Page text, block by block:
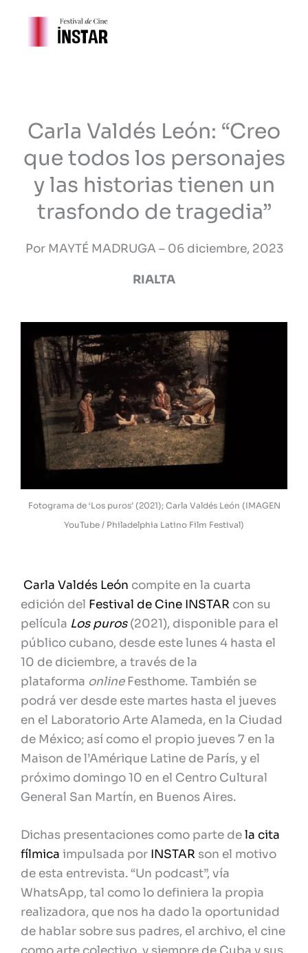
contenido
Carla Valdés León: “Creo
que todos los personajes
y las historias tienen un
trasfondo de tragedia”
Por MAYTÉ MADRUGA – 06 diciembre, 2023
RIALTA
Fotograma de ‘Los puros’ (2021); Carla Valdés León (IMAGEN
YouTube / Philadelphia Latino Film Festival)
Carla Valdés León compite en la cuarta
edición del Festival de Cine INSTAR con su
película Los puros(2021), disponible para el
público cubano, desde este lunes 4 hasta el
10 de diciembre, a través de la
plataforma onlineFesthome. También se
podrá ver desde este martes hasta el jueves
en el Laboratorio Arte Alameda, en la Ciudad
de México; así como el propio jueves 7 en la
Maison de l’Amérique Latine de París, y el
próximo domingo 10 en el Centro Cultural
General San Martín, en Buenos Aires.
Dichas presentaciones como parte dela cita
fílmica impulsada por INSTAR son el motivo
de esta entrevista. “Un podcast”, vía
WhatsApp, tal como lo definiera la propia
realizadora, que nos ha dado la oportunidad
de hablar sobre sus padres, el archivo, el cine